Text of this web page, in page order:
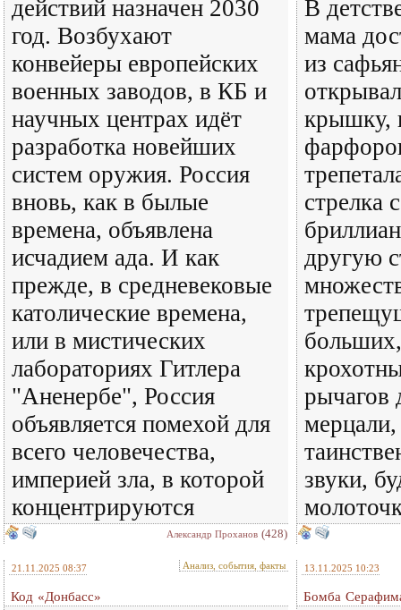
действий назначен 2030
год. Возбухают
конвейеры европейских
военных заводов, в КБ и
научных центрах идёт
разработка новейших
систем оружия. Россия
вновь, как в былые
времена, объявлена
исчадием ада. И как
прежде, в средневековые
католические времена,
или в мистических
лабораториях Гитлера
"Аненербе", Россия
объявляется помехой для
всего человечества,
империей зла, в которой
концентрируются
Александр Проханов (428)
В
мама
из
крышку,
стрелка
другую
рычагов
мерцали,
звуки,
21.11.2025 08:37 Анализ, события, факты
Код «Донбасс»
13.11.2025 10:23
Бомба